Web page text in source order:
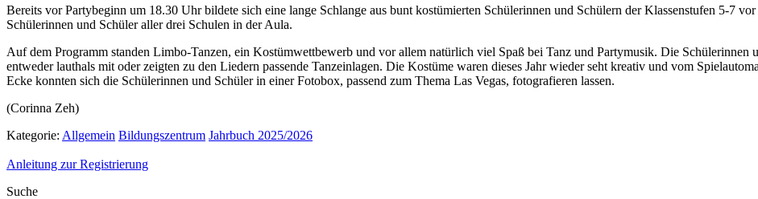
Bereits vor Partybeginn um 18.30 Uhr bildete sich eine lange Schlange aus bunt kostümierten Schülerinnen und Schülern der Klassenstufen 5-7
Schülerinnen und Schüler aller drei Schulen in der Aula.
Auf dem Programm standen Limbo-Tanzen, ein Kostümwettbewerb und vor allem natürlich viel Spaß bei Tanz und Partymusik. Die Schülerinnen
entweder lauthals mit oder zeigten zu den Liedern passende Tanzeinlagen. Die Kostüme waren dieses Jahr wieder seht kreativ und vom
Ecke konnten sich die Schülerinnen und Schüler in einer Fotobox, passend zum Thema Las Vegas, fotografieren lassen.
(Corinna Zeh)
Kategorie: Allgemein Bildungszentrum Jahrbuch 2025/2026
Anleitung zur Registrierung
Suche